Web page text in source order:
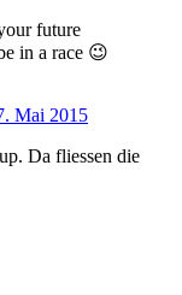
future
in a race 😉
Mai 2015
Da fliessen die